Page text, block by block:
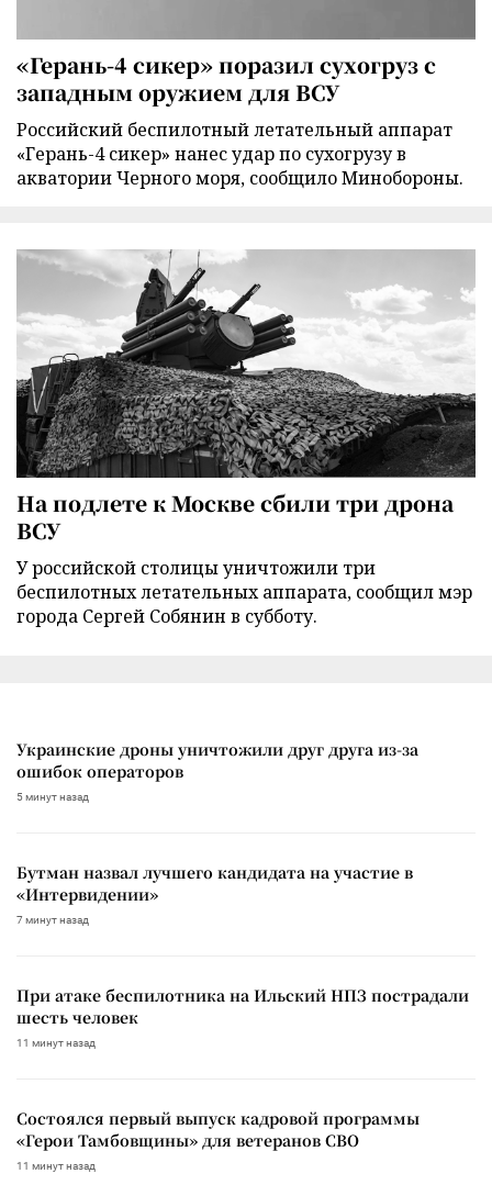
«Герань-4 сикер» поразил сухогруз с
западным оружием для ВСУ
Российский беспилотный летательный аппарат
«Герань-4 сикер» нанес удар по сухогрузу в
акватории Черного моря, сообщило Минобороны.
На подлете к Москве сбили три дрона
ВСУ
У российской столицы уничтожили три
беспилотных летательных аппарата, сообщил мэр
города Сергей Собянин в субботу.
Украинские дроны уничтожили друг друга из-за
ошибок операторов
5 минут назад
Бутман назвал лучшего кандидата на участие в
«Интервидении»
7 минут назад
При атаке беспилотника на Ильский НПЗ пострадали
шесть человек
11 минут назад
Состоялся первый выпуск кадровой программы
«Герои Тамбовщины» для ветеранов СВО
11 минут назад